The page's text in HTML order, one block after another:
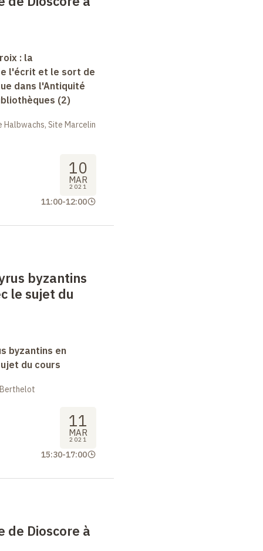
: la
l'écrit et le sort de
dans l'Antiquité
(2)
Site Marcelin
10
MAR
2021
11:00-12:00
byzantins
le sujet du
byzantins en
du cours
11
MAR
2021
15:30-17:00
de Dioscore à